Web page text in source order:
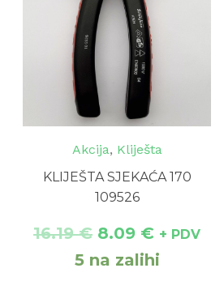
Akcija, Kliješta
KLIJEŠTA SJEKAĆA 170
109526
16.19€ 8.09 € + PDV
5 na zalihi